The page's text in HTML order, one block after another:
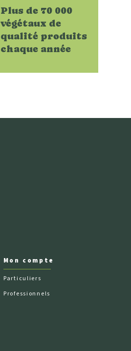
Plus de 70 000
végétaux de
qualité produits
chaque année
Mon compte
Particuliers
Professionnels